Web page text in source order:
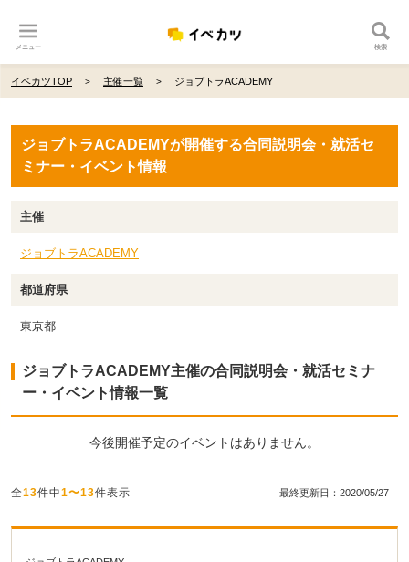
メニュー 検索
イベカツTOP 主催一覧 ジョブトラACADEMY
ジョブトラACADEMYが開催する合同説明会・就活セ
ミナー・イベント情報
主催
ジョブトラACADEMY
都道府県
東京都
ジョブトラACADEMY主催の合同説明会・就活セミナ
ー・イベント情報一覧
今後開催予定のイベントはありません。
全13件中1〜13件表示 最終更新日：2020/05/27